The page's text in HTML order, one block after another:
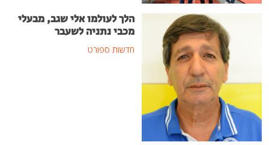
הלך לעולמו אלי שגב, מבעלי
מכבי נתניה לשעבר
חדשות ספורט